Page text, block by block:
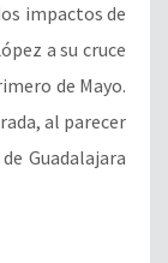
impactos de
a su cruce
de Mayo.
al parecer
Guadalajara